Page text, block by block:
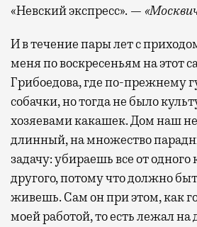
«Невский экспресс». —
И в течение пары лет с
меня по воскресеньям на этот
Грибоедова, где по-прежнему
собачки, но тогда не было
хозяевами какашек. Дом наш
длинный, на множество
задачу: убираешь все от одного
другого, потому что должно
живешь. Сам он при этом, как
моей работой, то есть лежал на